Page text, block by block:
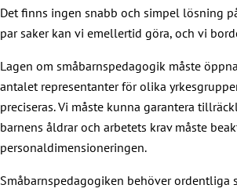
Det finns ingen snabb och simpel lösning
par saker kan vi emellertid göra, och vi
Lagen om småbarnspedagogik måste
antalet representanter för olika
preciseras. Vi måste kunna garantera
barnens åldrar och arbetets krav måste
personaldimensioneringen.
Småbarnspedagogiken behöver ordentliga